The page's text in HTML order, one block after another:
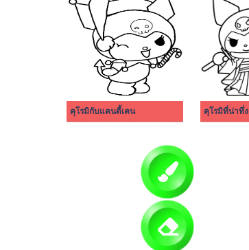
คุโรมิกับแคนดี้เคน คุโรมิที่น่าทึ่ง